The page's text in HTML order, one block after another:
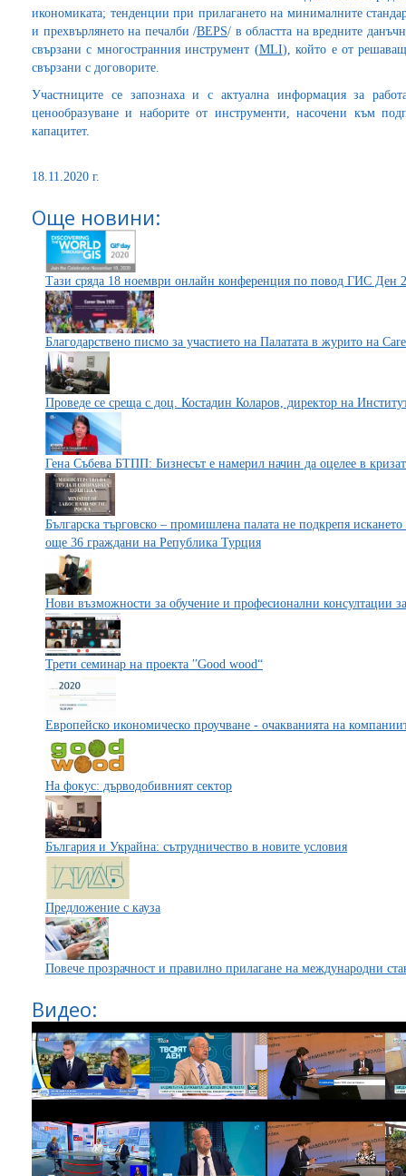
икономиката; тенденции при прилагането на минималните
и прехвърлянето на печалби /BEPS/ в областта на вредните
свързани с многостранния инструмент (MLI), който е от
свързани с договорите.
Участниците се запознаха и с актуална информация за
ценообразуване и наборите от инструменти, насочени към
капацитет.
18.11.2020 г.
Още новини:
Тази сряда 18 ноември онлайн конференция по повод ГИС Ден
Благодарствено писмо за участието на Палатата в журито на
Проведе се среща с доц. Костадин Коларов, директор на
Гена Събева БТПП: Бизнесът е намерил начин да оцелее в
Българска търговско – промишлена палата не подкрепя
още 36 граждани на Република Турция
Нови възможности за обучение и професионални консултации
Трети семинар на проекта ′′Good wood“
Европейско икономическо проучване - очакванията на
На фокус: дърводобивният сектор
България и Украйна: сътрудничество в новите условия
Предложение с кауза
Повече прозрачност и правилно прилагане на международни
Видео: